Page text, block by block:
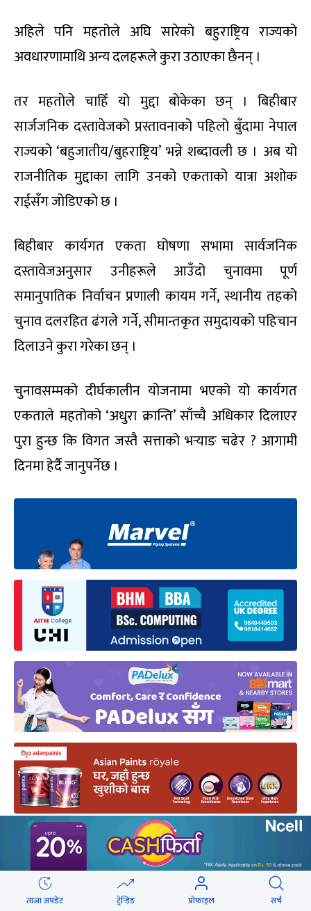
अहिले पनि महतोले अघि सारेको बहुराष्ट्रिय राज्यको
अवधारणामाथि अन्य दलहरूले कुरा उठाएका छैनन् ।
तर महतोले चाहिँ यो मुद्दा बोकेका छन् । बिहीबार
सार्जजनिक दस्तावेजको प्रस्तावनाको पहिलो बुँदामा नेपाल
राज्यको ‘बहुजातीय/बुहराष्ट्रिय’ भन्ने शब्दावली छ । अब यो
राजनीतिक मुद्दाका लागि उनको एकताको यात्रा अशोक
राईसँग जोडिएको छ ।
बिहीबार कार्यगत एकता घोषणा सभामा सार्वजनिक
दस्तावेजअनुसार उनीहरूले आउँदो चुनावमा पूर्ण
समानुपातिक निर्वाचन प्रणाली कायम गर्ने, स्थानीय तहको
चुनाव दलरहित ढंगले गर्ने, सीमान्तकृत समुदायको पहिचान
दिलाउने कुरा गरेका छन् ।
चुनावसम्मको दीर्घकालीन योजनामा भएको यो कार्यगत
एकताले महतोको ‘अधुरा क्रान्ति’ साँच्चै अधिकार दिलाएर
पुरा हुन्छ कि विगत जस्तै सत्ताको भर्‍याङ चढेर ? आगामी
दिनमा हेर्दै जानुपर्नेछ ।
मधेश राजेन्द्र महतो सत्ता राजनीति
ताजा अपडेट ट्रेन्डिङ प्रोफाइल सर्च